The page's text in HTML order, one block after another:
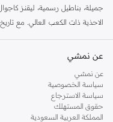
جميلة، بناطيل رسمية، ليقنز
الاحذية ذات الكعب العالي. مع
كنت تقومين بتجديد خزانة ملابسك
اليه.
تسوقي دوروثي بيركنز اون
تسوقي دوروثي بيركنز اون لاين
عن نمشي
عن نمشي
سياسة الخصوصية
سياسة الاسترجاع
حقوق المستهلك
المملكة العربية السعودية